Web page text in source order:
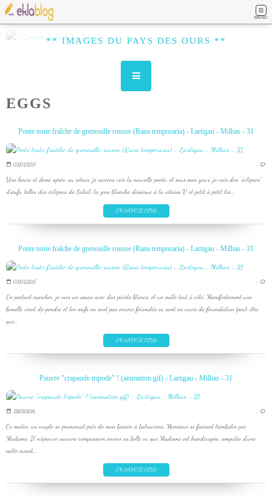
MENU
** IMAGES DU PAYS DES OURS **
EGGS
Ponte toute fraîche de grenouille rousse (Rana temporaria) - Lartigau - Milhas - 31
02/02/2017 …
Une heure et demi après, au retour, je reviens voir la nouvelle ponte, et sous mes yeux, je vois des "éclipses"
d’œufs, telles des éclipses de Soleil, la zone blanche diminue à la vitesse V et petit à petit les...
EN SAVOIR PLUS
Ponte toute fraîche de grenouille rousse (Rana temporaria) - Lartigau - Milhas - 31
02/02/2017 …
En partant marcher, je vois un amas avec des points blancs, et un mâle tout à côté. Manifestement une
femelle vient de pondre et les œufs ne sont pas encore fécondés ou sont en cours de fécondation (peut-être
que...
EN SAVOIR PLUS
Pauvre "crapaude tripode" ! (animation gif) - Lartigau - Milhas - 31
28/03/2016 …
Ce matin, un couple se promenait près de mon bassin à batraciens, Monsieur se faisant trimbaler par
Madame. Il n'éprouve aucune compassion envers sa belle vu que Madame est handicapée, amputée d'une
patte avant...
EN SAVOIR PLUS